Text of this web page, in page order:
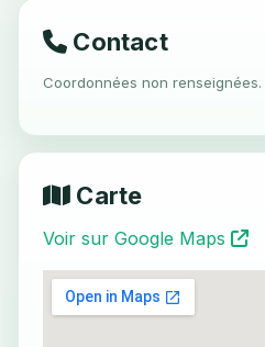
Contact
Coordonnées non renseignées.
Carte
Voir sur Google Maps